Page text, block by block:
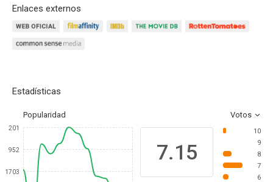
Enlaces externos
Estadísticas
Popularidad Votos
201
952
1703
7.15
10
9
8
7
6